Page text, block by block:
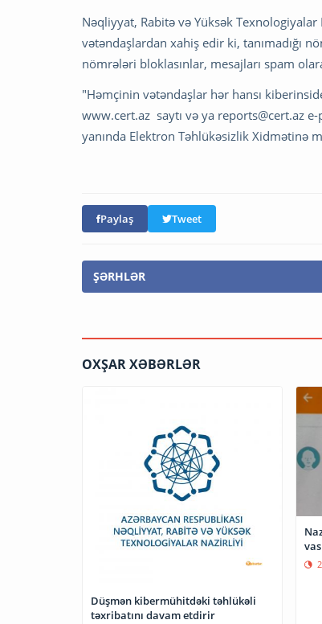
Nəqliyyat, Rabitə və Yüksək
vətəndaşlardan xahiş edir ki, tanımadığı
nömrələri bloklasınlar, mesajları spam
"Həmçinin vətəndaşlar hər hansı
www.cert.az saytı və ya reports@cert.az e-
yanında Elektron Təhlükəsizlik Xidmətinə
Paylaş Tweet
ŞƏRHLƏR
OXŞAR XƏBƏRLƏR
Düşmən kibermühitdəki təhlükəli
təxribatını davam etdirir